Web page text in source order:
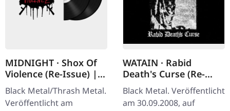
MIDNIGHT · Shox Of
Violence (Re-Issue) |
BLACK 2LP
Black Metal/Thrash Metal.
Veröffentlicht am
WATAIN · Rabid
Death's Curse (Re-
Release) | CD
Black Metal. Veröffentlicht
am 30.09.2008, auf